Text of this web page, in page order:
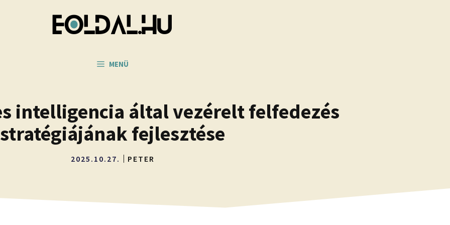
MENÜ
intelligencia által vezérelt felfedezés
stratégiájának fejlesztése
2025.10.27. PETER